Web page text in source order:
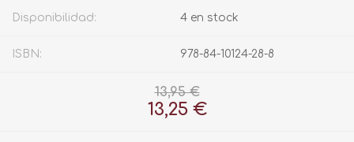
Disponibilidad: 4 en stock
ISBN: 978-84-10124-28-8
13,95 €
13,25 €